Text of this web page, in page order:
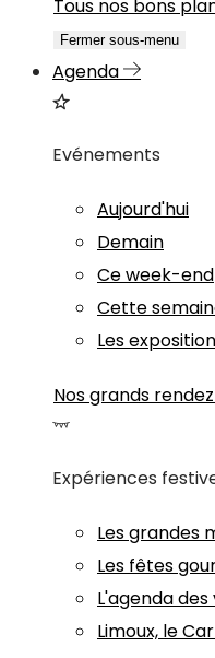
Tous nos bons
Fermer sous-menu
Agenda
Evénements
Aujourd'hui
Demain
Ce week-end
Cette
Les
Nos grands
Expériences
Les grandes
Les fêtes
L'agenda
Limoux, le